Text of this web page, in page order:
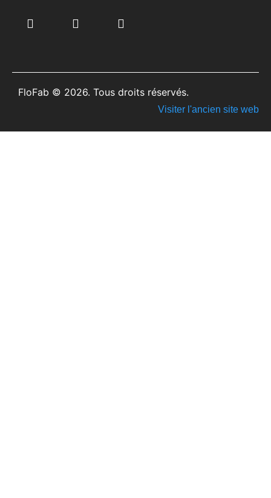
FloFab © 2026. Tous droits réservés.
Visiter l'ancien site web